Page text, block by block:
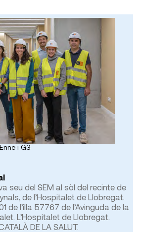
i G3
seu del SEM al sòl del recinte de
de l’Hospitalet de Llobregat.
de l’illa 57767 de l’Avinguda de la
L’Hospitalet de Llobregat.
DE LA SALUT.